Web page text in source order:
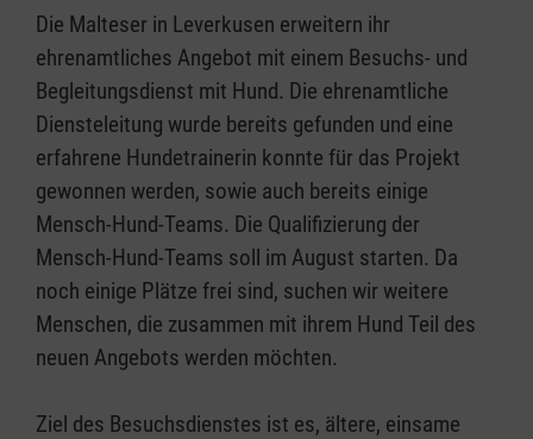
Die Malteser in Leverkusen erweitern ihr
ehrenamtliches Angebot mit einem Besuchs- und
Begleitungsdienst mit Hund. Die ehrenamtliche
Diensteleitung wurde bereits gefunden und eine
erfahrene Hundetrainerin konnte für das Projekt
gewonnen werden, sowie auch bereits einige
Mensch-Hund-Teams. Die Qualifizierung der
Mensch-Hund-Teams soll im August starten. Da
noch einige Plätze frei sind, suchen wir weitere
Menschen, die zusammen mit ihrem Hund Teil des
neuen Angebots werden möchten.
Ziel des Besuchsdienstes ist es, ältere, einsame